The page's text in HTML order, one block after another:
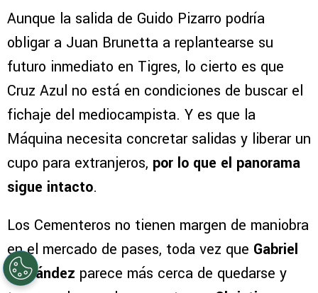
Aunque la salida de Guido Pizarro podría
obligar a Juan Brunetta a replantearse su
futuro inmediato en Tigres, lo cierto es que
Cruz Azul no está en condiciones de buscar el
fichaje del mediocampista. Y es que la
Máquina necesita concretar salidas y liberar un
cupo para extranjeros, por lo que el panorama
sigue intacto.
Los Cementeros no tienen margen de maniobra
en el mercado de pases, toda vez que Gabriel
Fernández parece más cerca de quedarse y